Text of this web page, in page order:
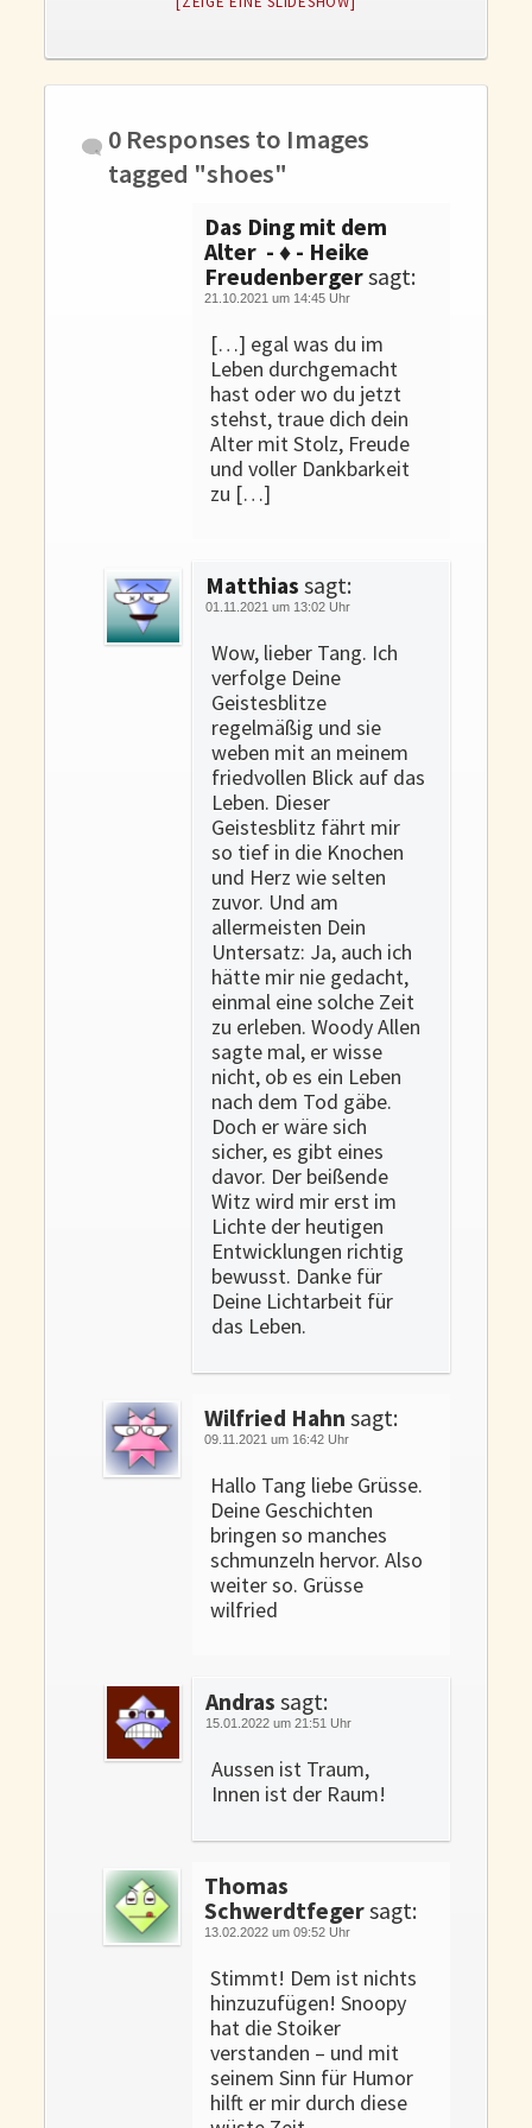
Gedanken und Gefühle
Bücher
Momoko
Die zwei Leben des Herrn Richie
0 Responses to Images
tagged "shoes"
Das Ding mit dem
Alter - ♦ - Heike
Freudenbergersagt:
21.10.2021 um 14:45 Uhr
[…] egal was du im
Leben durchgemacht
hast oder wo du jetzt
stehst, traue dich dein
Alter mit Stolz, Freude
und voller Dankbarkeit
zu […]
Matthias sagt:
01.11.2021 um 13:02 Uhr
Wow, lieber Tang. Ich
verfolge Deine
Geistesblitze
regelmäßig und sie
weben mit an meinem
friedvollen Blick auf das
Leben. Dieser
Geistesblitz fährt mir
so tief in die Knochen
und Herz wie selten
zuvor. Und am
allermeisten Dein
Untersatz: Ja, auch ich
hätte mir nie gedacht,
einmal eine solche Zeit
zu erleben. Woody Allen
sagte mal, er wisse
nicht, ob es ein Leben
nach dem Tod gäbe.
Doch er wäre sich
sicher, es gibt eines
davor. Der beißende
Witz wird mir erst im
Lichte der heutigen
Entwicklungen richtig
bewusst. Danke für
Deine Lichtarbeit für
das Leben.
Wilfried Hahn sagt:
09.11.2021 um 16:42 Uhr
Hallo Tang liebe Grüsse.
Deine Geschichten
bringen so manches
schmunzeln hervor. Also
weiter so. Grüsse
wilfried
Andras sagt:
15.01.2022 um 21:51 Uhr
Aussen ist Traum,
Innen ist der Raum!
Thomas
Schwerdtfegersagt:
13.02.2022 um 09:52 Uhr
Stimmt! Dem ist nichts
hinzuzufügen! Snoopy
hat die Stoiker
verstanden – und mit
seinem Sinn für Humor
hilft er mir durch diese